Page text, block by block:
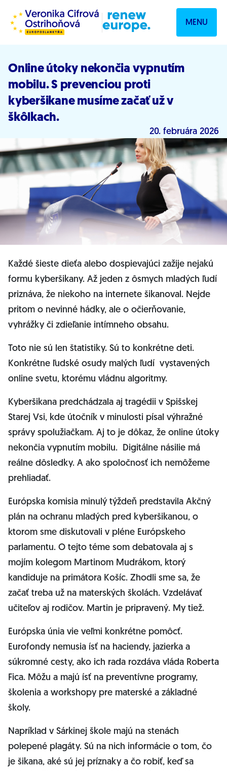
MENU
Online útoky nekončia vypnutím
mobilu. S prevenciou proti
kyberšikane musíme začať už v
škôlkach.
20. februára 2026
Každé šieste dieťa alebo dospievajúci zažije nejakú
formu kyberšikany. Až jeden z ôsmych mladých ľudí
priznáva, že niekoho na internete šikanoval. Nejde
pritom o nevinné hádky, ale o očierňovanie,
vyhrážky či zdieľanie intímneho obsahu.
Toto nie sú len štatistiky. Sú to konkrétne deti.
Konkrétne ľudské osudy malých ľudí vystavených
online svetu, ktorému vládnu algoritmy.
Kyberšikana predchádzala aj tragédii v Spišskej
Starej Vsi, kde útočník v minulosti písal výhražné
správy spolužiačkam. Aj to je dôkaz, že online útoky
nekončia vypnutím mobilu. Digitálne násilie má
reálne dôsledky. A ako spoločnosť ich nemôžeme
prehliadať.
Európska komisia minulý týždeň predstavila Akčný
plán na ochranu mladých pred kyberšikanou, o
ktorom sme diskutovali v pléne Európskeho
parlamentu. O tejto téme som debatovala aj s
mojím kolegom Martinom Mudrákom, ktorý
kandiduje na primátora Košíc. Zhodli sme sa, že
začať treba už na materských školách. Vzdelávať
učiteľov aj rodičov. Martin je pripravený. My tiež.
Európska únia vie veľmi konkrétne pomôcť.
Eurofondy nemusia ísť na haciendy, jazierka a
súkromné cesty, ako ich rada rozdáva vláda Roberta
Fica. Môžu a majú ísť na preventívne programy,
školenia a workshopy pre materské a základné
školy.
Napríklad v Sárkinej škole majú na stenách
polepené plagáty. Sú na nich informácie o tom, čo
je šikana, aké sú jej príznaky a čo robiť, keď sa